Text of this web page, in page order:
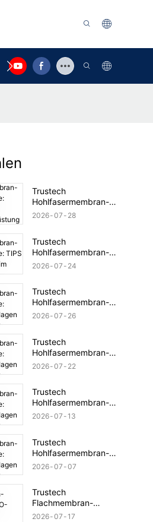
KONTAKTIEREN SIE UNS
Trustech
Hohlfasermembran-
Spinnmaschine: Tipps
2026 07 28
Trustech
Hohlfasermembran-
Spinnmaschine: TIPS
2026 07 24
Trustech
Hohlfasermembran-
Spinnmaschine: NIPS-
2026 07 26
Trustech
Hohlfasermembran-
Spinnmaschine: NIPS-
2026 07 22
Trustech
Hohlfasermembran-
Spinnmaschine: NIPS-
2026 07 13
Trustech
Hohlfasermembran-
Spinnmaschine: NIPS-
2026 07 07
Trustech
Flachmembran-
Gießsystem: RO-
2026 07 17